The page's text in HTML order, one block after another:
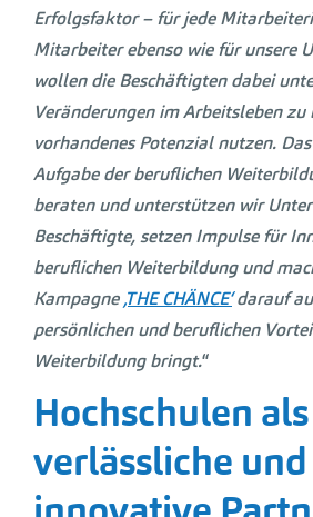
Erfolgsfaktor – für jede
Mitarbeiter ebenso wie für unsere
wollen die Beschäftigten dabei
Veränderungen im Arbeitsleben
vorhandenes Potenzial nutzen.
Aufgabe der beruflichen
beraten und unterstützen wir
Beschäftigte, setzen Impulse für
beruflichen Weiterbildung und
Kampagne‚THE CHÄNCE‘darauf
persönlichen und beruflichen
Weiterbildung bringt.“
Hochschulen als
verlässliche und